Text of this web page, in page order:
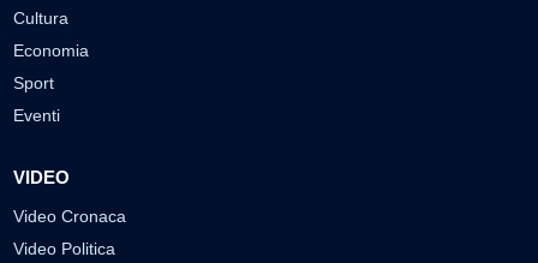
Cultura
Economia
Sport
Eventi
VIDEO
Video Cronaca
Video Politica